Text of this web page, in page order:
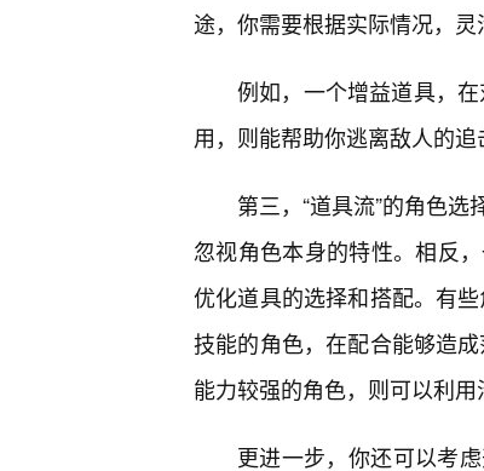
途，你需要根据实际情况，灵
例如，一个增益道具，
用，则能帮助你逃离敌人的追
第三，“道具流”的角色
忽视角色本身的特性。相反
优化道具的选择和搭配。有
技能的角色，在配合能够造
能力较强的角色，则可以利用
更进一步，你还可以考